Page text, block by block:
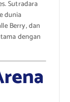
Sutradara
dunia
Berry, dan
dengan